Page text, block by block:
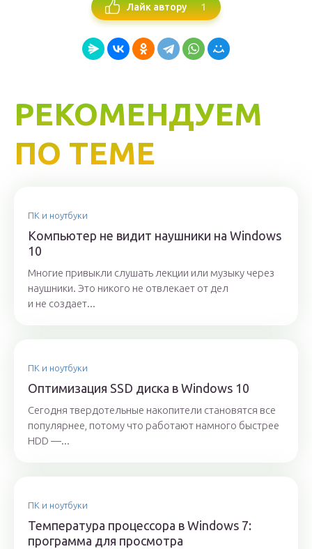
Лайк автору 1
РЕКОМЕНДУЕМ
ПО ТЕМЕ
ПК и ноутбуки
Компьютер не видит наушники на Windows
10
Многие привыкли слушать лекции или музыку через
наушники. Это никого не отвлекает от дел
и не создает...
ПК и ноутбуки
Оптимизация SSD диска в Windows 10
Сегодня твердотельные накопители становятся все
популярнее, потому что работают намного быстрее
HDD —...
ПК и ноутбуки
Температура процессора в Windows 7:
программа для просмотра